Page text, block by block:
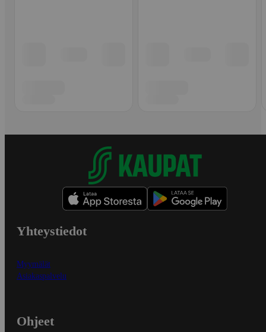
Yhteystiedot
Myymälät
Asiakaspalvelu
Ohjeet